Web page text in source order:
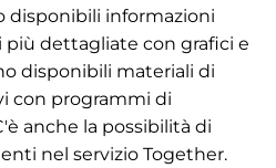
disponibili informazioni
più dettagliate con grafici e
disponibili materiali di
con programmi di
anche la possibilità di
nel servizio Together.